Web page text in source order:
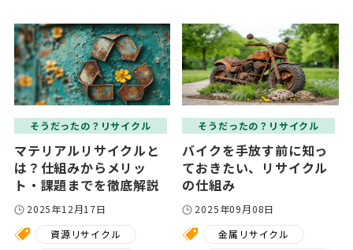
そうだったの？リサイクル
マテリアルリサイクルと
は？仕組みからメリッ
ト・課題までを徹底解説
2025年12月17日
資源リサイクル
そうだったの？リサイクル
バイクを手放す前に知っ
ておきたい、リサイクル
の仕組み
2025年09月08日
金属リサイクル